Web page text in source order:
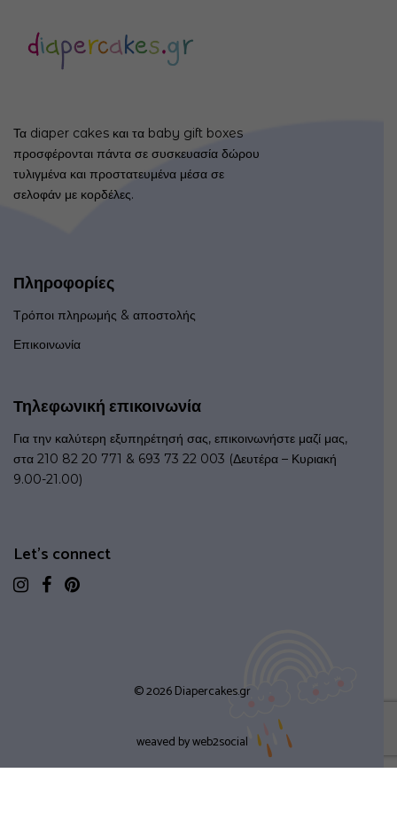
Τα diaper cakes και τα baby gift boxes
προσφέρονται πάντα σε συσκευασία δώρου
τυλιγμένα και προστατευμένα μέσα σε
σελοφάν με κορδέλες.
Πληροφορίες
Τρόποι πληρωμής & αποστολής
Επικοινωνία
Τηλεφωνική επικοινωνία
Για την καλύτερη εξυπηρέτησή σας, επικοινωνήστε μαζί μας,
στα 210 82 20 771 & 693 73 22 003 (Δευτέρα – Κυριακή
9.00-21.00)
Let's connect
© 2026 Diapercakes.gr
weaved byweb2social